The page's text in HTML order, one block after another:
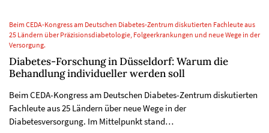
Beim CEDA-Kongress am Deutschen Diabetes-Zentrum diskutierten Fachleute aus
25 Ländern über Präzisionsdiabetologie, Folgeerkrankungen und neue Wege in der
Versorgung.
Diabetes-Forschung in Düsseldorf: Warum die
Behandlung individueller werden soll
Beim CEDA-Kongress am Deutschen Diabetes-Zentrum diskutierten
Fachleute aus 25 Ländern über neue Wege in der
Diabetesversorgung. Im Mittelpunkt stand…